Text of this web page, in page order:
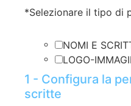
*Selezionare il tipo di
NOMI E
LOGO-
1 - Configura la
scritte